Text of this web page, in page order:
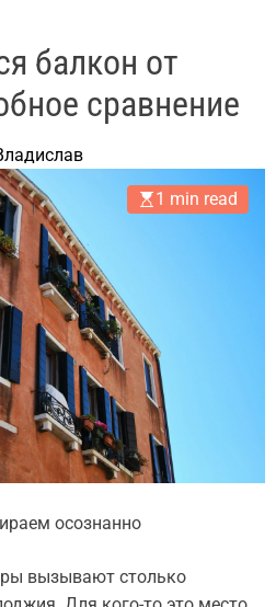
балкон от
сравнение
1 min read
осознанно
вызывают столько